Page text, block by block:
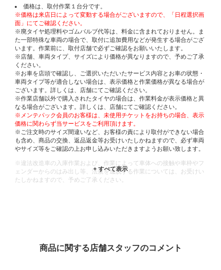
価格は、取付作業１台分です。
※価格は来店日によって変動する場合がございますので、「日程選択画
面」にてご確認ください。
※廃タイヤ処理料やゴムバルブ代等は、料金に含まれておりません。ま
た一部特殊な車両の場合で、取付に追加費用などが発生する場合がござ
います。作業前に、取付店舗で必ずご確認をお願いいたします。
※店舗、車両タイプ、サイズにより価格が異なりますので、予めご了承
ください。
※お車を店頭で確認し、ご選択いただいたサービス内容とお車の状態・
車両タイプ等が適合しない場合は、表示価格と作業価格が異なる場合が
ございます。詳しくは、店舗にてご確認ください。
※作業店舗以外で購入されたタイヤの場合は、作業料金が表示価格と異
なる場合がございます。詳しくは、店舗にてご確認ください。
※メンテパック会員のお客様は、未使用チケットをお持ちの場合、表示
価格に関わらず当サービスをご利用頂けます。
※ご注文時のサイズ間違いなど、お客様の責により取付ができない場合
も含め、商品の交換、返品返金等お受けいたしかねますので、必ず車両
やサイズ等をご確認の上お申し込みいただきますようお願い致します。
※違法改造車の入庫作業および、作業によって車体への接触や車枠やフ
ェンダーからのはみ出し等、法規を逸脱する作業については、お受けい
たしかねますので、予めご了承ください。
商品に関する店舗スタッフのコメント